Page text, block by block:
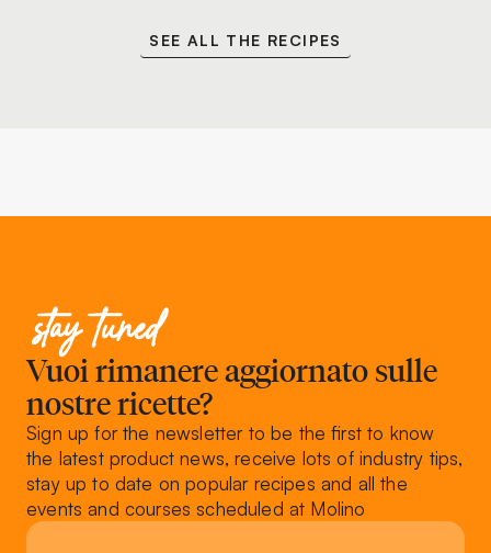
SEE ALL THE RECIPES
stay tuned
Vuoi rimanere aggiornato sulle
nostre ricette?
Sign up for the newsletter to be the first to know
the latest product news, receive lots of industry tips,
stay up to date on popular recipes and all the
events and courses scheduled at Molino